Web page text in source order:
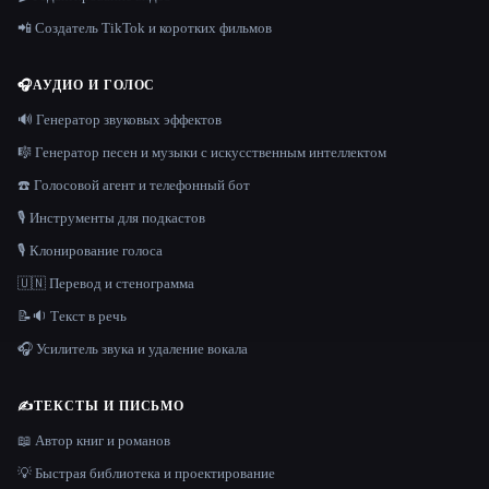
📲 Создатель TikTok и коротких фильмов
🎧АУДИО И ГОЛОС
🔊 Генератор звуковых эффектов
🎼 Генератор песен и музыки с искусственным интеллектом
☎️ Голосовой агент и телефонный бот
🎙️ Инструменты для подкастов
🎙️ Клонирование голоса
🇺🇳 Перевод и стенограмма
📝🔉 Текст в речь
🎧 Усилитель звука и удаление вокала
✍️ТЕКСТЫ И ПИСЬМО
📖 Автор книг и романов
💡 Быстрая библиотека и проектирование